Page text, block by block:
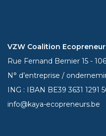
VZW Coalition Ecopreneur
Rue Fernand Bernier 15 -
N° d’entreprise /
ING : IBAN BE393631 1291
info@kaya-ecopreneurs.be